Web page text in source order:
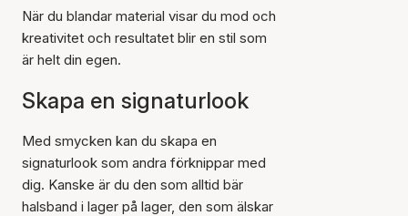
När du blandar material visar du mod och
kreativitet och resultatet blir en stil som
är helt din egen.
Skapa en signaturlook
Med smycken kan du skapa en
signaturlook som andra förknippar med
dig. Kanske är du den som alltid bär
halsband i lager på lager, den som älskar